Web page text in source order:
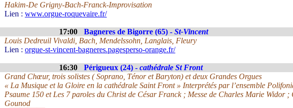
Hakim-De Grigny-Bach-Franck-Improvisation
Lien : www.orgue-roquevaire.fr/
17:00 Bagneres de Bigorre (65) - St-Vincent
Louis Dedreuil Vivaldi, Bach, Mendelssohn, Langlais, Fleury
Lien : orgue-st-vincent-bagneres.pagesperso-orange.fr/
16:30 Périgueux (24) - cathédrale St Front
Grand Chœur, trois solistes ( Soprano, Ténor et Baryton) et deux Grandes Orgues
« La Musique et la Gloire en la cathédrale Saint Front » Interprétés par l’ensemble
Psaume 150 et Les 7 paroles du Christ de César Franck ; Messe de Charles Marie Widor
Gounod